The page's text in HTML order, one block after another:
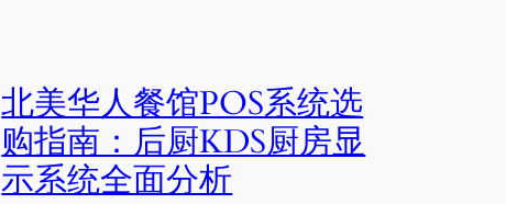
北美华人餐馆POS系统选
购指南：后厨KDS厨房显
示系统全面分析